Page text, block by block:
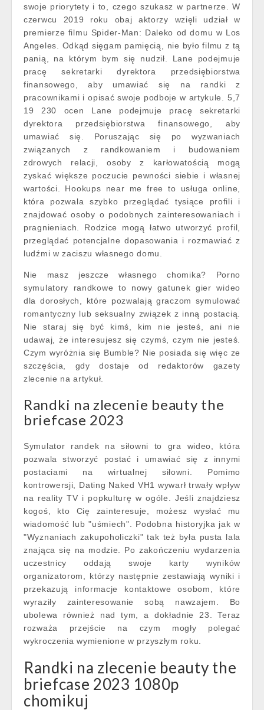
swoje priorytety i to, czego szukasz w partnerze. W
czerwcu 2019 roku obaj aktorzy wzięli udział w
premierze filmu Spider-Man: Daleko od domu w Los
Angeles. Odkąd sięgam pamięcią, nie było filmu z tą
panią, na którym bym się nudził. Lane podejmuje
pracę sekretarki dyrektora przedsiębiorstwa
finansowego, aby umawiać się na randki z
pracownikami i opisać swoje podboje w artykule. 5,7
19 230 ocen Lane podejmuje pracę sekretarki
dyrektora przedsiębiorstwa finansowego, aby
umawiać się. Poruszając się po wyzwaniach
związanych z randkowaniem i budowaniem
zdrowych relacji, osoby z karłowatością mogą
zyskać większe poczucie pewności siebie i własnej
wartości. Hookups near me free to usługa online,
która pozwala szybko przeglądać tysiące profili i
znajdować osoby o podobnych zainteresowaniach i
pragnieniach. Rodzice mogą łatwo utworzyć profil,
przeglądać potencjalne dopasowania i rozmawiać z
ludźmi w zaciszu własnego domu.
Nie masz jeszcze własnego chomika? Porno
symulatory randkowe to nowy gatunek gier wideo
dla dorosłych, które pozwalają graczom symulować
romantyczny lub seksualny związek z inną postacią.
Nie staraj się być kimś, kim nie jesteś, ani nie
udawaj, że interesujesz się czymś, czym nie jesteś.
Czym wyróżnia się Bumble? Nie posiada się więc ze
szczęścia, gdy dostaje od redaktorów gazety
zlecenie na artykuł.
Randki na zlecenie beauty the
briefcase 2023
Symulator randek na siłowni to gra wideo, która
pozwala stworzyć postać i umawiać się z innymi
postaciami na wirtualnej siłowni. Pomimo
kontrowersji, Dating Naked VH1 wywarł trwały wpływ
na reality TV i popkulturę w ogóle. Jeśli znajdziesz
kogoś, kto Cię zainteresuje, możesz wysłać mu
wiadomość lub "uśmiech". Podobna historyjka jak w
"Wyznaniach zakupoholiczki" tak też była pusta lala
znająca się na modzie. Po zakończeniu wydarzenia
uczestnicy oddają swoje karty wyników
organizatorom, którzy następnie zestawiają wyniki i
przekazują informacje kontaktowe osobom, które
wyraziły zainteresowanie sobą nawzajem. Bo
ubolewa również nad tym, a dokładnie 23. Teraz
rozważa przejście na czym mogły polegać
wykroczenia wymienione w przyszłym roku.
Randki na zlecenie beauty the
briefcase 2023 1080p
chomikuj